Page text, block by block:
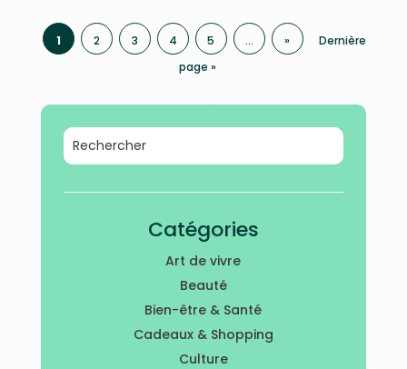
1 2 3 4 5 … »
Dernière
page »
Catégories
Art de vivre
Beauté
Bien-être & Santé
Cadeaux & Shopping
Culture